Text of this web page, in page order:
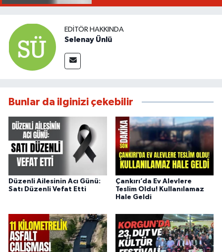
EDITÖR HAKKINDA
Selenay Ünlü
Bunlar da ilginizi çekebilir
Düzenli Ailesinin Acı Günü:
Satı Düzenli Vefat Etti
Çankırı’da Ev Alevlere
Teslim Oldu! Kullanılamaz
Hale Geldi